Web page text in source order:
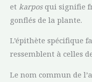
et karpos qui signifie
gonflés de la plante.
L’épithète spécifique
ressemblent à celles
Le nom commun de